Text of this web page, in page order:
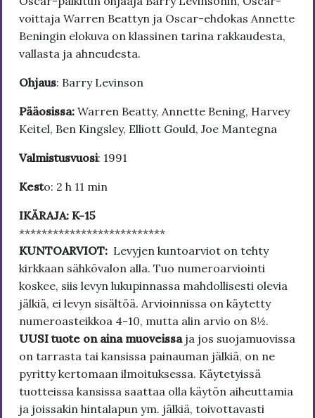
voittaja Warren Beattyn ja Oscar-ehdokas Annette
Beningin elokuva on klassinen tarina rakkaudesta,
vallasta ja ahneudesta.
Ohjaus: Barry Levinson
Pääosissa: Warren Beatty, Annette Bening, Harvey
Keitel, Ben Kingsley, Elliott Gould, Joe Mantegna
Valmistusvuosi: 1991
Kesto: 2 h 11 min
IKÄRAJA: K-15
**************************
KUNTOARVIOT: Levyjen kuntoarviot on tehty
kirkkaan sähkövalon alla. Tuo numeroarviointi
koskee, siis levyn lukupinnassa mahdollisesti olevia
jälkiä, ei levyn sisältöä. Arvioinnissa on käytetty
numeroasteikkoa 4-10, mutta alin arvio on 8½.
UUSI tuote on aina muoveissa ja jos suojamuovissa
on tarrasta tai kansissa painauman jälkiä, on ne
pyritty kertomaan ilmoituksessa. Käytetyissä
tuotteissa kansissa saattaa olla käytön aiheuttamia
ja joissakin hintalapun ym. jälkiä, toivottavasti